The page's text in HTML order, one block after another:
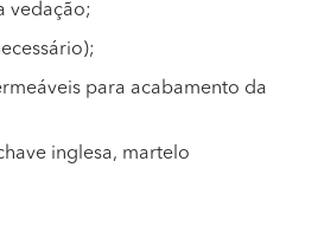
vedação;
para acabamento da
inglesa, martelo